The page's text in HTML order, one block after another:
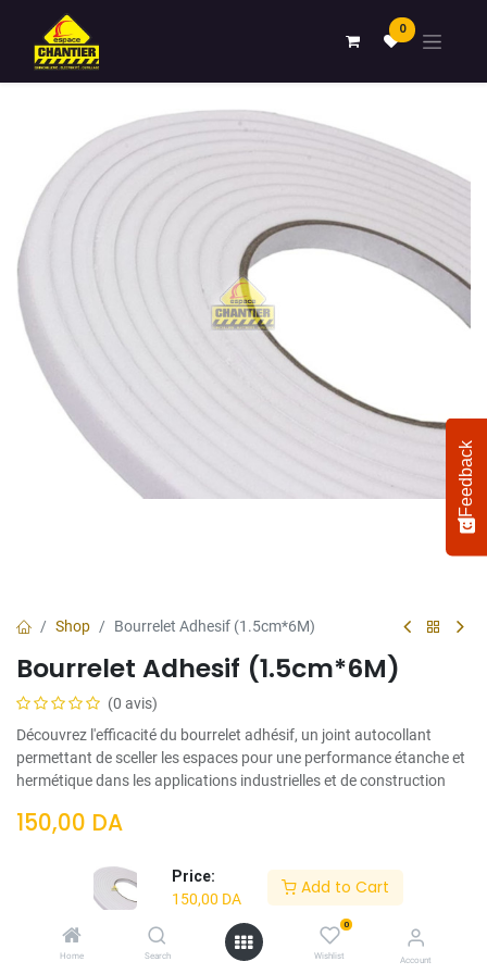
Price:
150,00 DA
Add to Cart
Home Search
0
Wishlist Account
0
Shop Bourrelet Adhesif (1.5cm*6M)
Bourrelet Adhesif (1.5cm*6M)
(0 avis)
Découvrez l'efficacité du bourrelet adhésif, un joint autocollant
permettant de sceller les espaces pour une performance étanche et
hermétique dans les applications industrielles et de construction
150,00 DA
Ajouter Au
Acheter
Feedback
an
Not satisfied at all Very satisfied
Next